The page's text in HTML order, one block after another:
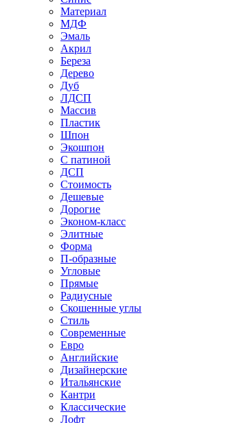
Материал
МДФ
Эмаль
Акрил
Береза
Дерево
Дуб
ЛДСП
Массив
Пластик
Шпон
Экошпон
С патиной
ДСП
Стоимость
Дешевые
Дорогие
Эконом-класс
Элитные
Форма
П-образные
Угловые
Прямые
Радиусные
Скошенные углы
Стиль
Современные
Евро
Английские
Дизайнерские
Итальянские
Кантри
Классические
Лофт